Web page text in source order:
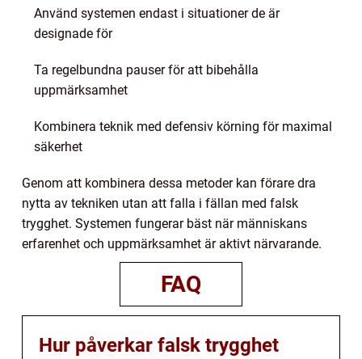
Använd systemen endast i situationer de är
designade för
Ta regelbundna pauser för att bibehålla
uppmärksamhet
Kombinera teknik med defensiv körning för maximal
säkerhet
Genom att kombinera dessa metoder kan förare dra
nytta av tekniken utan att falla i fällan med falsk
trygghet. Systemen fungerar bäst när människans
erfarenhet och uppmärksamhet är aktivt närvarande.
FAQ
Hur påverkar falsk trygghet